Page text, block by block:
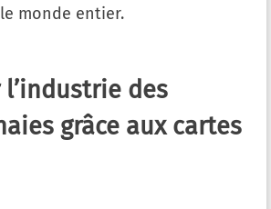
monde entier.
des
grâce aux cartes